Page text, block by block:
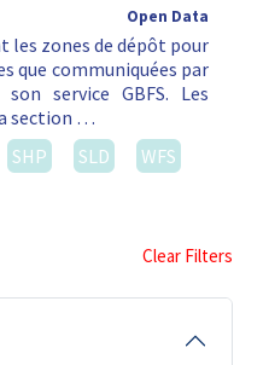
Open Data
les zones de dépôt pour
que communiquées par
service GBFS. Les
section …
SHP SLD
WFS
Clear Filters